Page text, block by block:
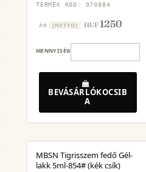
TERMÉK KÓD: 070884
ÁR [NETTO] HUF1250
MENNYISÉG
BEVÁSÁRLÓKOCSIB
A
MBSN Tigrisszem fedő Gél-
lakk 5ml-854# (kék csík)